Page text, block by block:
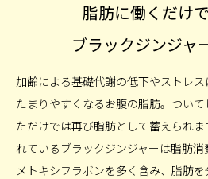
脂肪に働くだけ
ブラックジンジャ
加齢による基礎代謝の低下やストレス
たまりやすくなるお腹の脂肪。つい
ただけでは再び脂肪として蓄えられま
れているブラックジンジャーは脂肪
メトキシフラボンを多く含み、脂肪